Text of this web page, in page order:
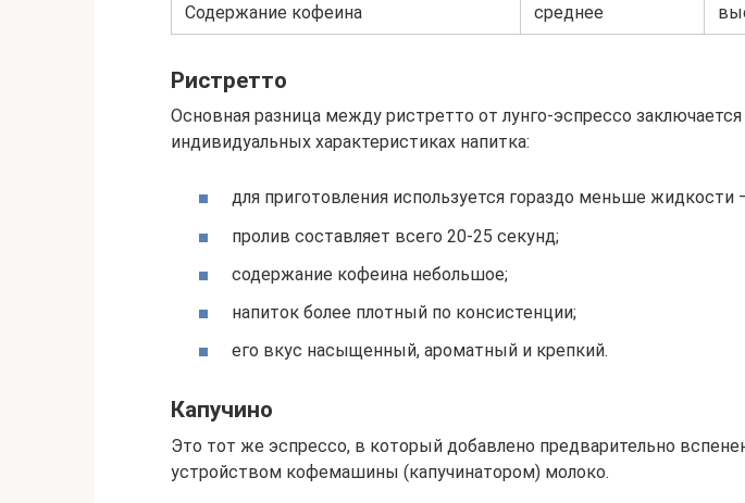
Содержание кофеина среднее
Ристретто
Основная разница между ристретто от лунго-эспрессо
индивидуальных характеристиках напитка:
для приготовления используется гораздо меньше жидкости
пролив составляет всего 20-25 секунд;
содержание кофеина небольшое;
напиток более плотный по консистенции;
его вкус насыщенный, ароматный и крепкий.
Капучино
Это тот же эспрессо, в который добавлено предварительно
устройством кофемашины (капучинатором) молоко.